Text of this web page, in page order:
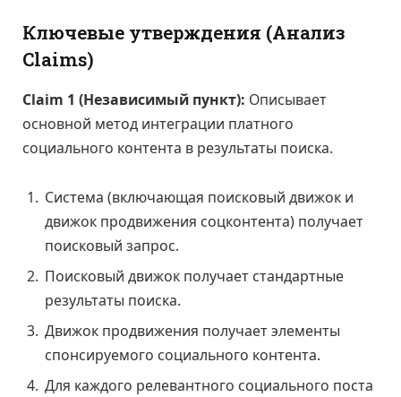
Ключевые утверждения (Анализ
Claims)
Claim 1 (Независимый пункт): Описывает
основной метод интеграции платного
социального контента в результаты поиска.
Система (включающая поисковый движок и
движок продвижения соцконтента) получает
поисковый запрос.
Поисковый движок получает стандартные
результаты поиска.
Движок продвижения получает элементы
спонсируемого социального контента.
Для каждого релевантного социального поста